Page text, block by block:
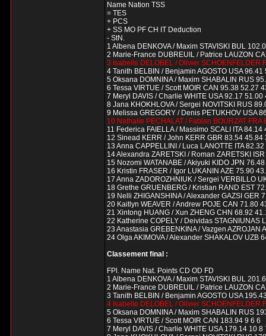
Name Nation TSS
= TES
+ PCS
+ SS MO PF CH IT Deduction
- StN.
1 Albena DENKOVA / Maxim STAVISKI BUL
2 Marie-France DUBREUIL / Patrice LAUZON
3 Isabelle DELOBEL / Olivier SCHOENFELDER
4 Tanith BELBIN / Benjamin AGOSTO USA
5 Oksana DOMNINA / Maxim SHABALIN RUS
6 Tessa VIRTUE / Scott MOIR CAN 95.38 52.27
7 Meryl DAVIS / Charlie WHITE USA 92.17
8 Jana KHOKHLOVA / Sergei NOVITSKI RUS
9 Melissa GREGORY / Denis PETUKHOV USA
10 Nathalie PECHALAT / Fabian BOURZAT
11 Federica FAIELLA / Massimo SCALI ITA
12 Sinead KERR / John KERR GBR 83.54
13 Anna CAPPELLINI / Luca LANOTTE ITA
14 Alexandra ZARETSKI / Roman ZARETSKI
15 Nozomi WATANABE / Akiyuki KIDO JPN
16 Kristin FRASER / Igor LUKANIN AZE 75.90
17 Anna ZADOROZHNIUK / Sergei VERBILLO
18 Grethe GRUENBERG / Kristian RAND EST
19 Nelli ZHIGANSHINA / Alexander GAZSI GER
20 Kaitlyn WEAVER / Andrew POJE CAN 71.80
21 Xintong HUANG / Xun ZHENG CHN 68.92
22 Katherine COPELY / Deividas STAGNIUNAS
23 Anastasia GREBENKINA / Vazgen
24 Olga AKIMOVA / Alexander SHAKALOV
Classement final :
FPl. Name Nat. Points CD OD FD
1 Albena DENKOVA / Maxim STAVISKI BUL
2 Marie-France DUBREUIL / Patrice LAUZON
3 Tanith BELBIN / Benjamin AGOSTO USA
4 Isabelle DELOBEL / Olivier SCHOENFELDER
5 Oksana DOMNINA / Maxim SHABALIN RUS
6 Tessa VIRTUE / Scott MOIR CAN 183.94 9 6 6
7 Meryl DAVIS / Charlie WHITE USA 179.14 10 8